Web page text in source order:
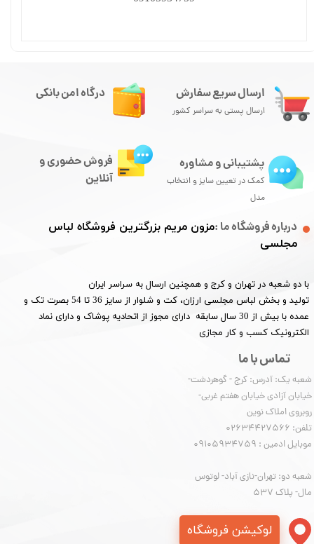
ارسال سریع سفارش
ارسال پستی به سراسر کشور
درباره فروشگاه ما :مزون مریم بزرگترین فروشگاه لباس
مجلسی
با دو شعبه در تهران و کرج و همچنین ارسال به سراسر ایران
تولید و بخش لباس مجلسی ارزان، کت و شلوار از سایز 36 تا 54 بصرت تک و
عمده با بیش از 30 سال سابقه دارای مجوز از اتحادیه پوشاک و دارای نماد
الکترونیک کسب و کار مجازی
تماس با ما
شعبه یک: آدرس: کرج - گوهردشت-
خیابان آزادی خیابان هفتم غربی-
روبروی املاک نوین
​​​​​​​تلفن: 02634427566
موبایل ادمین : 09105934759
شعبه دو: تهران-نازی آباد- لوتوس
مال- پلاک 537
درگاه امن بانکی
پشتیبانی و مشاوره
کمک در تعیین سایز و انتخاب
مدل
فروش حضوری و
آنلاین
لوکیشن فروشگاه